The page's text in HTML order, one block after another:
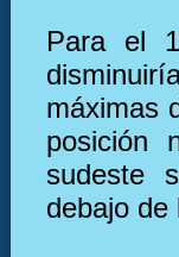
Para el
máximas
posición
sudeste
debajo